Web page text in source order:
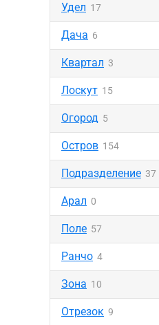
Удел 17
Дача 6
Квартал 3
Лоскут 15
Огород 5
Остров 154
Подразделение 37
Арал 0
Поле 57
Ранчо 4
Зона 10
Отрезок 9